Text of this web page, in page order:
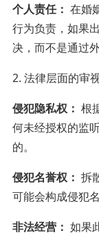
个人责任： 在婚
行为负责，如果
决，而不是通过
2. 法律层面的审
侵犯隐私权： 根
何未经授权的监
的。
侵犯名誉权： 拆
可能会构成侵犯
非法经营： 如果